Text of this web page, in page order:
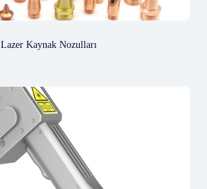
Lazer Kaynak Nozulları